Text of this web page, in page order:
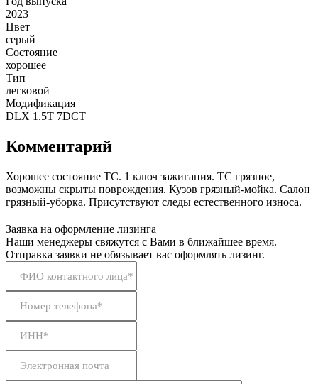
2023
Цвет
серый
Состояние
хорошее
Тип
легковой
Модификация
DLX 1.5T 7DCT
Комментарий
Хорошее состояние ТС. 1 ключ зажигания. ТС грязное,
возможны скрыты повреждения. Кузов грязный-мойка. Салон
грязный-уборка. Присутствуют следы естественного износа.
Заявка на оформление лизинга
Наши менеджеры свяжутся с Вами в ближайшее время.
Отправка заявки не обязывает вас оформлять лизинг.
ФИО контактного лица*
Номер телефона*
ИНН*
Электронная почта